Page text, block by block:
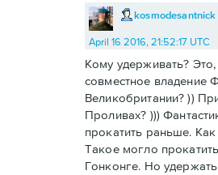
kosmodesantnick
April 16 2016, 21:52:17 UTC
Кому удерживать?
совместное владение
Великобритании? ))
Проливах? )))
прокатить раньше.
Такое могло
Гонконге. Но